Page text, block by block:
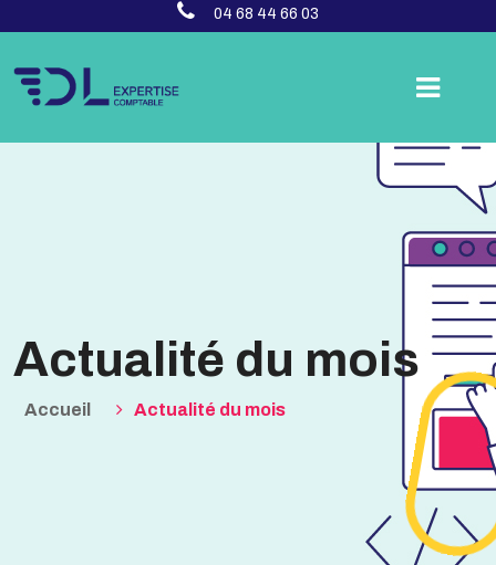
04 68 44 66 03
Actualité du mois
Accueil Actualité du mois